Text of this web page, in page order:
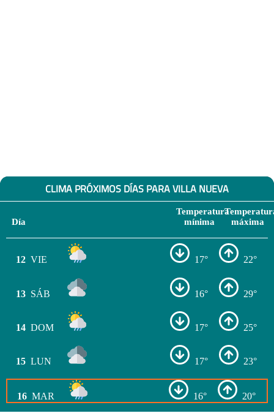
CLIMA PRÓXIMOS DÍAS PARA VILLA NUEVA
Día
Temperatura
mínima
máxima
12 VIE 17° 22°
13 SÁB 16° 29°
14 DOM 17° 25°
15 LUN 17° 23°
16 MAR 16° 20°